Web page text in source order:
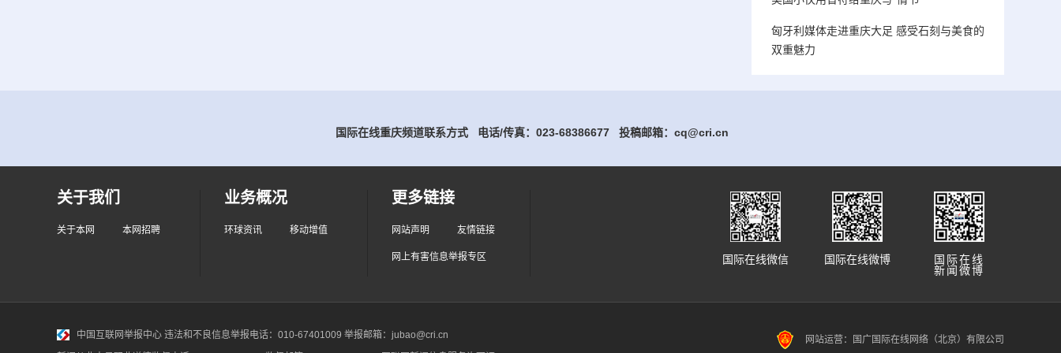
匈牙利媒体走进重庆大足 感受石刻与美食的
双重魅力
国际在线重庆频道联系方式 电话/传真：023-68386677 投稿邮箱：cq@cri.cn
关于我们
关于本网 本网招聘
业务概况
环球资讯 移动增值
更多链接
网站声明 友情链接
网上有害信息举报专区
国际在线
新闻微博
国际在线微博
国际在线微信
中国互联网举报中心 违法和不良信息举报电话：010-67401009 举报邮箱：jubao@cri.cn
网站运营：国广国际在线网络（北京）有限公司